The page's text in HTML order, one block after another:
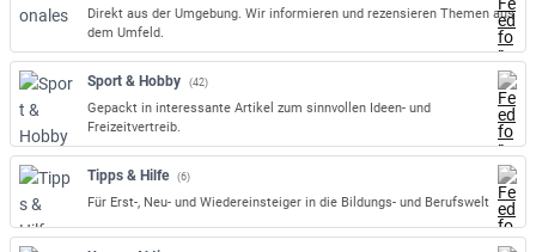
Direkt aus der Umgebung. Wir informieren und rezensieren Themen aus
dem Umfeld.
Sport & Hobby (42)
Gepackt in interessante Artikel zum sinnvollen Ideen- und
Freizeitvertreib.
Tipps & Hilfe (6)
Für Erst-, Neu- und Wiedereinsteiger in die Bildungs- und Berufswelt